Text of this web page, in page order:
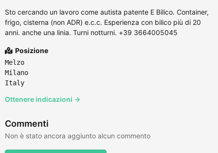
Sto cercando un lavoro come autista patente E Bilico. Container,
frigo, cisterna (non ADR) e.c.c. Esperienza con bilico più di 20
anni. anche una linia. Turni notturni. +39 3664005045
Posizione
Melzo
Milano
Italy
Ottenere indicazioni →
Commenti
Non è stato ancora aggiunto alcun commento